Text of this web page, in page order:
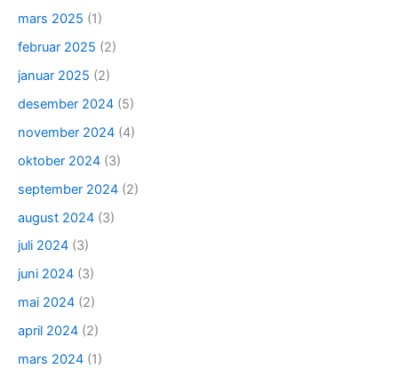
mars 2025 (1)
februar 2025 (2)
januar 2025 (2)
desember 2024 (5)
november 2024 (4)
oktober 2024 (3)
september 2024 (2)
august 2024 (3)
juli 2024 (3)
juni 2024 (3)
mai 2024 (2)
april 2024 (2)
mars 2024 (1)